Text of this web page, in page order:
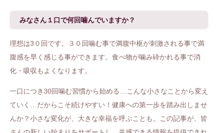
みなさん１口で何回噛んでいますか？
理想は3０回です。３０回噛む事で満腹中枢が刺激される事で満
腹感を早く感じる事ができます。食べ物が噛み砕かれる事で消
化・吸収もよくなります。
一口につき30回噛む習慣から始める…こんな小さなことから変え
ていく…だからこそ続けやすい！健康への第一歩を踏み出しませ
んか？小さな変化が、大きな幸福を呼ぶことも。この記事が、皆